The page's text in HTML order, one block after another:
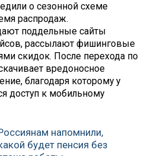
о сезонной схеме
распродаж.
поддельные сайты
рассылают фишинговые
скидок. После перехода по
вредоносное
благодаря которому у
доступ к мобильному
напомнили,
будет пенсия без